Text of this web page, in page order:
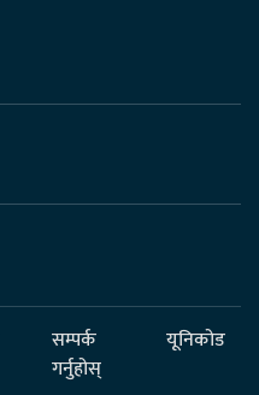
सम्पर्क
गर्नुहोस्
यूनिकोड